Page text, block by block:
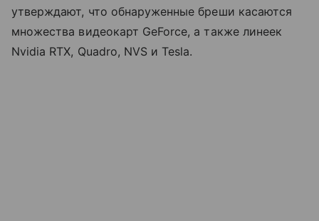
утверждают, что обнаруженные бреши касаются
множества видеокарт GeForce, а также линеек
Nvidia RTX, Quadro, NVS и Tesla.